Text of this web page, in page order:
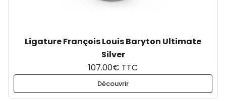
Ligature François Louis Baryton Ultimate
Silver
107.00€ TTC
Découvrir